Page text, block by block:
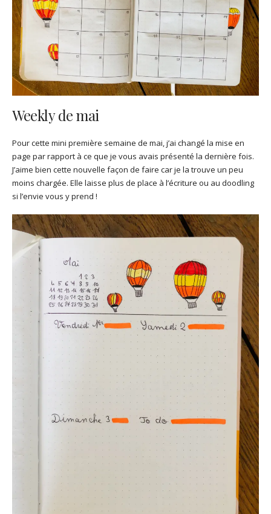
Weekly de mai
Pour cette mini première semaine de mai, j’ai changé la mise en
page par rapport à ce que je vous avais présenté la dernière fois.
J’aime bien cette nouvelle façon de faire car je la trouve un peu
moins chargée. Elle laisse plus de place à l’écriture ou au doodling
si l’envie vous y prend !